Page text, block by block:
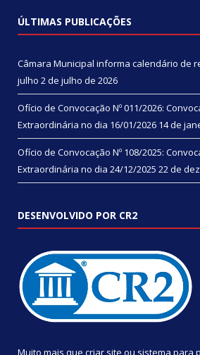
ÚLTIMAS PUBLICAÇÕES
Câmara Municipal informa calendário de
julho 2 de julho de 2026
Ofício de Convocação Nº 011/2026:
Extraordinária no dia 16/01/2026 14 de
Ofício de Convocação Nº 108/2025:
Extraordinária no dia 24/12/2025 22 de
DESENVOLVIDO POR CR2